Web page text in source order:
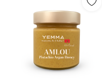
Oud & Encens
Coffret Gourmand